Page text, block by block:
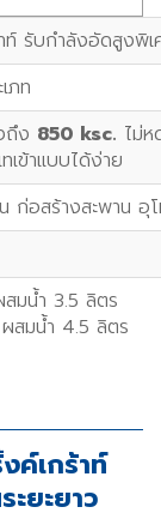
ท์ รับกำลังอัดสูงพิ
ภท
ถึง 850 ksc. ไม่
เข้าแบบได้ง่าย
ก่อสร้างสะพาน อุ
มน้ำ 3.5 ลิตร
ผสมน้ำ 4.5 ลิตร
ค์เกร้าท์
ยะยาว